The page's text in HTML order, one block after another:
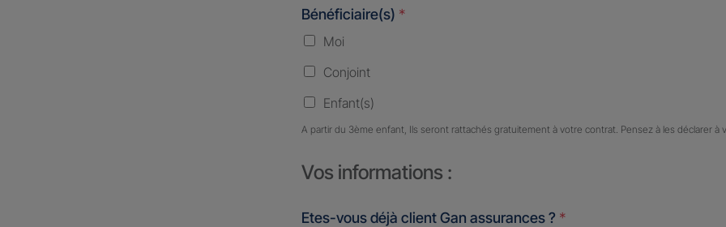
Bénéficiaire(s) *
Moi
Conjoint
Enfant(s)
A partir du 3ème enfant, Ils seront rattachés gratuitement à votre contrat. Pensez à les déclarer à
Vos informations :
Etes-vous déjà client Gan assurances ? *